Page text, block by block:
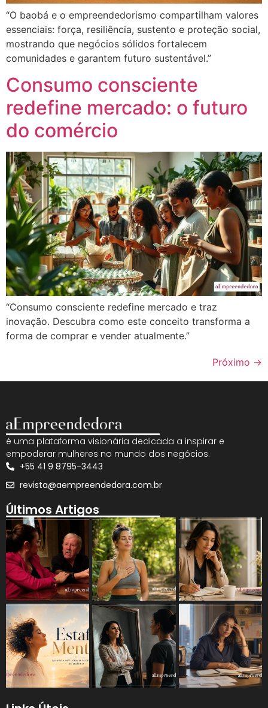
“O baobá e o empreendedorismo compartilham valores
essenciais: força, resiliência, sustento e proteção social,
mostrando que negócios sólidos fortalecem
comunidades e garantem futuro sustentável.”
Consumo consciente
redefine mercado: o futuro
do comércio
“Consumo consciente redefine mercado e traz
inovação. Descubra como este conceito transforma a
forma de comprar e vender atualmente.”
Próximo →
é uma plataforma visionária dedicada a inspirar e
empoderar mulheres no mundo dos negócios.
+55 41 9 8795-3443
revista@aempreendedora.com.br
Últimos Artigos